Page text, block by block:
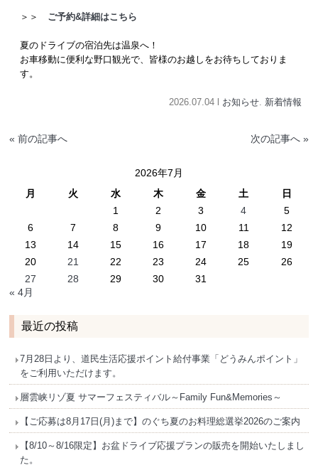
＞＞ ご予約&詳細はこちら
夏のドライブの宿泊先は温泉へ！
お車移動に便利な野口観光で、皆様のお越しをお待ちしておりま
す。
2026.07.04 l お知らせ. 新着情報
« 前の記事へ 次の記事へ »
2026年7月
月
火 水 木 金 土
日
1
2 3 4
5
6
7 8 9 10 11
12
13
14 15 16 17 18
19
20
21 22 23 24 25
26
27
28 29 30
31
« 4月
最近の投稿
7月28日より、道民生活応援ポイント給付事業「どうみんポイント」
をご利用いただけます。
層雲峡リゾ夏 サマーフェスティバル～Family Fun&Memories～
【ご応募は8月17日(月)まで】のぐち夏のお料理総選挙2026のご案内
【8/10～8/16限定】お盆ドライブ応援プランの販売を開始いたしまし
た。